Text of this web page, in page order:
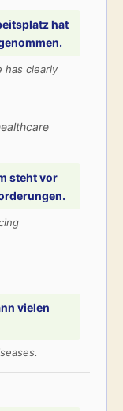
hat
has clearly
steht vor
vielen